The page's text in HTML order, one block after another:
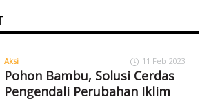
Aksi 11 Feb 2023
Pohon Bambu, Solusi Cerdas
Pengendali Perubahan Iklim